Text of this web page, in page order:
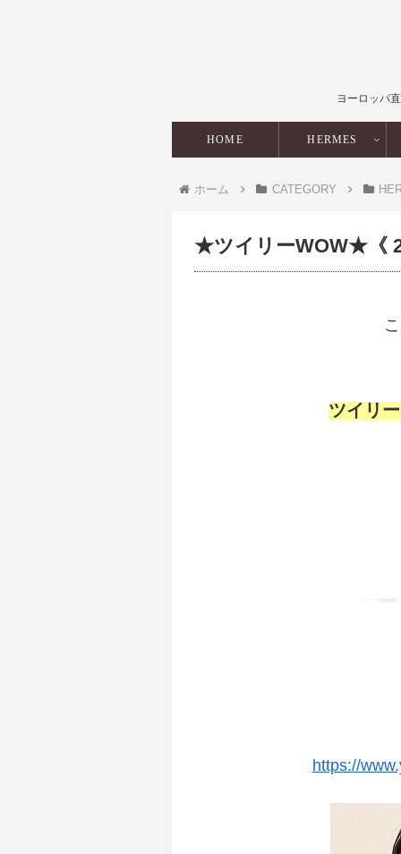
ヨーロッパ
HOME HERMES
ホーム CATEGORY
★ツイリーWOW★《
ツイリ
https://